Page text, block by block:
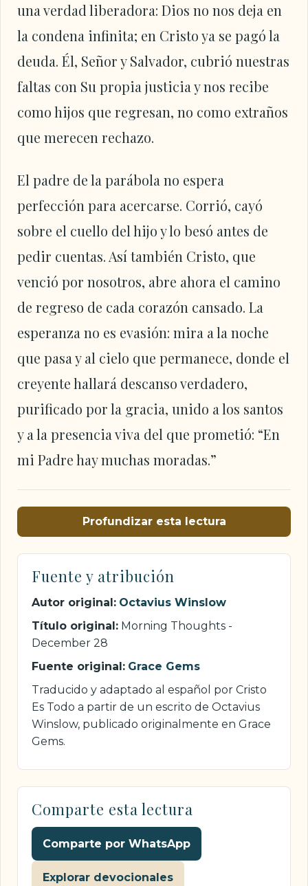
una verdad liberadora: Dios no nos deja en
la condena infinita; en Cristo ya se pagó la
deuda. Él, Señor y Salvador, cubrió nuestras
faltas con Su propia justicia y nos recibe
como hijos que regresan, no como extraños
que merecen rechazo.
El padre de la parábola no espera
perfección para acercarse. Corrió, cayó
sobre el cuello del hijo y lo besó antes de
pedir cuentas. Así también Cristo, que
venció por nosotros, abre ahora el camino
de regreso de cada corazón cansado. La
esperanza no es evasión: mira a la noche
que pasa y al cielo que permanece, donde el
creyente hallará descanso verdadero,
purificado por la gracia, unido a los santos
y a la presencia viva del que prometió: “En
mi Padre hay muchas moradas.”
Profundizar esta lectura
Fuente y atribución
Autor original: Octavius Winslow
Título original: Morning Thoughts -
December 28
Fuente original: Grace Gems
Traducido y adaptado al español por Cristo
Es Todo a partir de un escrito de Octavius
Winslow, publicado originalmente en Grace
Gems.
Comparte esta lectura
Comparte por WhatsApp
Explorar devocionales